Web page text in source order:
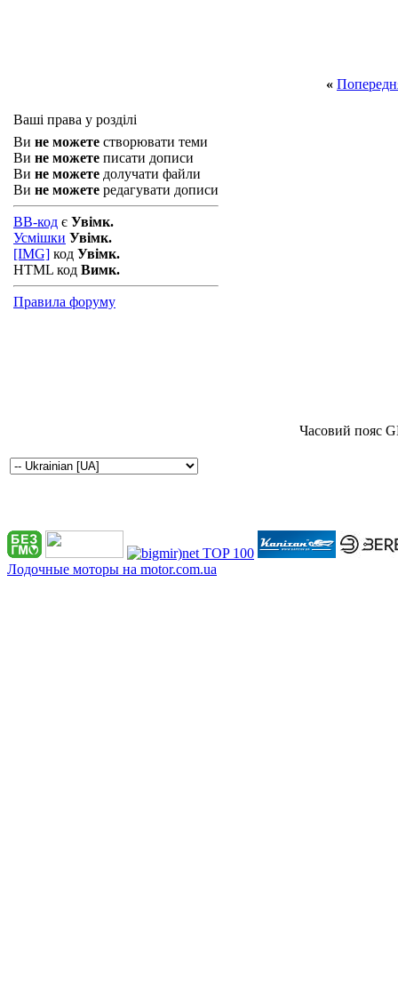
«
Ваші права у розділі
Ви не можете створювати теми
Ви не можете писати дописи
Ви не можете долучати файли
Ви не можете редагувати дописи
BB-код є Увімк.
Усмішки Увімк.
[IMG] код Увімк.
HTML код Вимк.
Правила форуму
Часовий пояс
Лодочные моторы на motor.com.ua